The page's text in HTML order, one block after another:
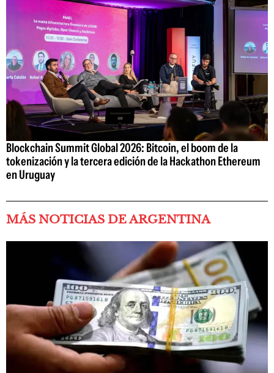
Blockchain Summit Global 2026: Bitcoin, el boom de la
tokenización y la tercera edición de la Hackathon Ethereum
en Uruguay
MÁS NOTICIAS DE ARGENTINA